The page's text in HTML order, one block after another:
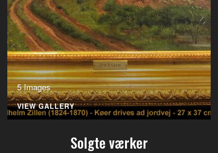
5 Images
VIEW GALLERY
Solgte værker